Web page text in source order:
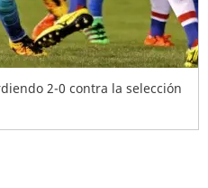
2-0 contra la selección